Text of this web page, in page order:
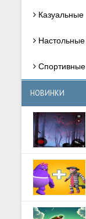
Казуальные
Настольные
Спортивные
НОВИНКИ